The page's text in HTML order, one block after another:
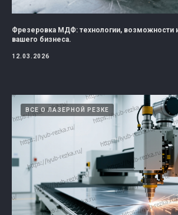
Фрезеровка МДФ: технологии, возможности
вашего бизнеса.
12.03.2026
ВСЕ О ЛАЗЕРНОЙ РЕЗКЕ